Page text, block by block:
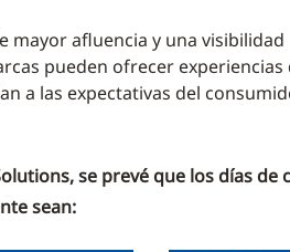
mayor afluencia y una visibilidad
pueden ofrecer experiencias
a las expectativas del
se prevé que los días de
sean: